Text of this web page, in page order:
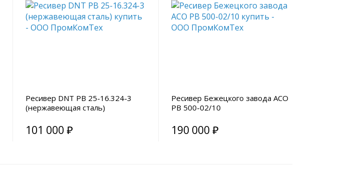
Ресивер DNT РВ 25-16.324-3
(нержавеющая сталь)
101 000 ₽
Ресивер Бежецкого завода АСО
РВ 500-02/10
190 000 ₽